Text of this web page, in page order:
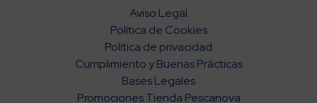
Aviso Legal
Política de Cookies
Política de privacidad
Cumplimiento y Buenas Prácticas
Bases Legales
Promociones Tienda Pescanova